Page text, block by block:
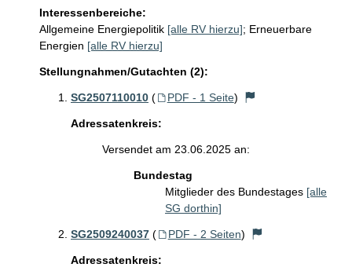
Interessenbereiche:
Allgemeine Energiepolitik [alle RV hierzu]; Erneuerbare
Energien [alle RV hierzu]
Stellungnahmen/Gutachten (2):
SG2507110010 ( PDF - 1 Seite)
Adressatenkreis:
Versendet am 23.06.2025 an:
Bundestag
Mitglieder des Bundestages [alle
SG dorthin]
SG2509240037 ( PDF - 2 Seiten)
Adressatenkreis: